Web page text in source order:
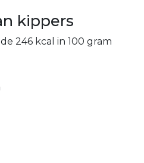
kippers
246 kcal in 100 gram